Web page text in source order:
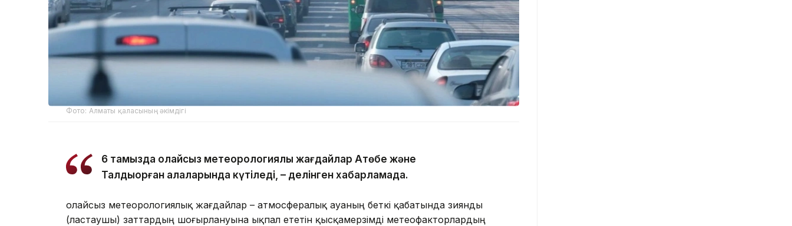
Фото: Алматы қаласының әкімдігі
6 тамызда қолайсыз метеорологиялық жағдайлар Ақтөбе және
Талдықорған қалаларында күтіледі, – делінген хабарламада.
Қолайсыз метеорологиялық жағдайлар – атмосфералық ауаның беткі қабатында зиянды
(ластаушы) заттардың шоғырлануына ықпал ететін қысқамерзімді метеофакторлардың